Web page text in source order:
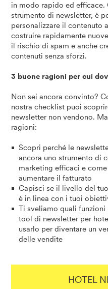
in modo rapido ed efficace.
strumento di newsletter, è
personalizzare il contenuto
costruire rapidamente
il rischio di spam e anche
contenuti senza sforzi.
3 buone ragioni per cui
Non sei ancora convinto?
nostra checklist puoi
newsletter non vendono.
ragioni:
Scopri perché le
ancora uno strumento di
marketing efficaci e
aumentare il fatturato
Capisci se il livello del
è in linea con i tuoi
Ti sveliamo quali
tool di newsletter per
usarlo per diventare un
delle vendite
HOTEL